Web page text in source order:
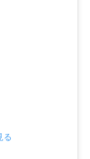
る